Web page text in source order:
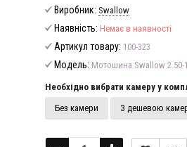
Виробник: Swallow
Наявність: Немає в наявності
Артикул товару: 100-323
Модель: Мотошина Swallow 2.50-
Необхідно вибрати камеру у
Без камери
З дешевою